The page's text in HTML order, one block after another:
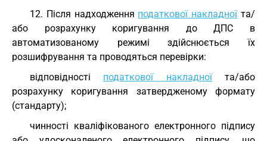
12. Після надходження податкової накладноїта/
або розрахунку коригування до ДПС в
автоматизованому режимі здійснюється їх
розшифрування та проводяться перевірки:
відповідності податкової накладноїта/або
розрахунку коригування затвердженому формату
(стандарту);
чинності кваліфікованого електронного підпису